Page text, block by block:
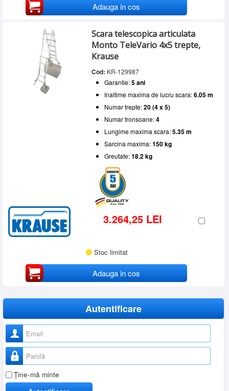
Adauga in cos
Scara telescopica articulata
Monto TeleVario 4x5 trepte,
Krause
Cod: KR-129987
Garantie:5 ani
Inaltime maxima de lucru scara:6.05 m
Numar trepte:20 (4 x 5)
Numar tronsoane:4
Lungime maxima scara:5.35 m
Sarcina maxima:150 kg
Greutate:18.2 kg
3.264,25 LEI
Stoc limitat
Adauga in cos
Autentificare
Nume utilizator
Parolă
Ţine-mă minte